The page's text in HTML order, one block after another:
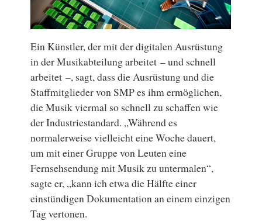
Ein Künstler, der mit der digitalen Ausrüstung
in der Musikabteilung arbeitet – und schnell
arbeitet –, sagt, dass die Ausrüstung und die
Staffmitglieder von SMP es ihm ermöglichen,
die Musik viermal so schnell zu schaffen wie
der Industriestandard. „Während es
normalerweise vielleicht eine Woche dauert,
um mit einer Gruppe von Leuten eine
Fernsehsendung mit Musik zu untermalen“,
sagte er, „kann ich etwa die Hälfte einer
einstündigen Dokumentation an einem einzigen
Tag vertonen.